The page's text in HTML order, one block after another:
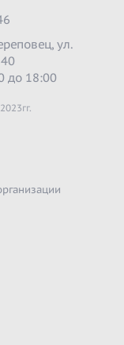
ул.
до 18:00